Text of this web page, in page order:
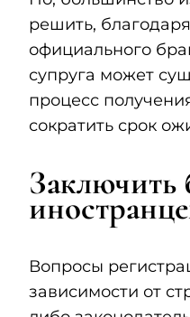
решить,
официального
супруга может
процесс
сократить срок
Заключить
Вопросы
зависимости от